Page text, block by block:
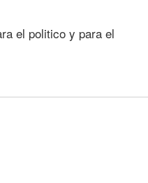
el politico y para el